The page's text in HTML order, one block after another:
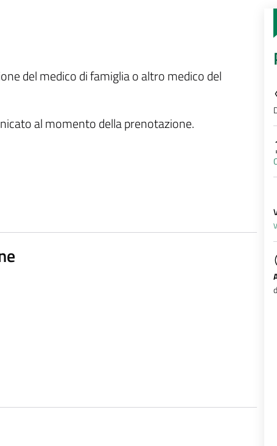
del medico di famiglia o altro medico del
al momento della prenotazione.